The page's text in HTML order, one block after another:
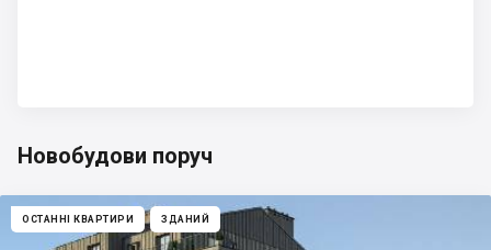
Новобудови поруч
ОСТАННІ КВАРТИРИ ЗДАНИЙ